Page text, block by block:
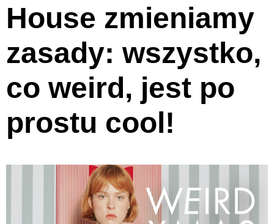
House zmieniamy
zasady: wszystko,
co weird, jest po
prostu cool!